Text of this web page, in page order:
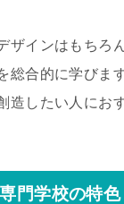
ザインはもちろ
総合的に学びま
造したい人にお
門学校の特